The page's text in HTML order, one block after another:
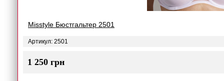
Misstyle Бюстгальтер 2501
Артикул: 2501
1 250 грн